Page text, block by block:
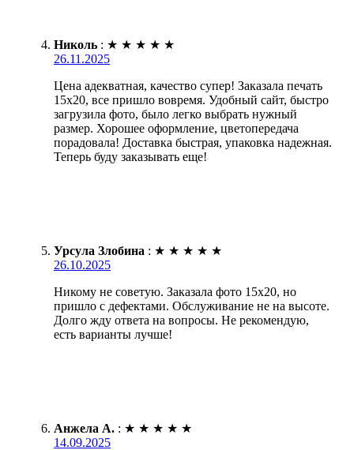
Николь : ★ ★ ★ ★ ★
26.11.2025
Цена адекватная, качество супер! Заказала печать
15х20, все пришло вовремя. Удобный сайт, быстро
загрузила фото, было легко выбрать нужный
размер. Хорошее оформление, цветопередача
порадовала! Доставка быстрая, упаковка надежная.
Теперь буду заказывать еще!
Урсула Злобина : ★ ★ ★ ★ ★
26.10.2025
Никому не советую. Заказала фото 15х20, но
пришло с дефектами. Обслуживание не на высоте.
Долго жду ответа на вопросы. Не рекомендую,
есть варианты лучше!
Анжела А. : ★ ★ ★ ★ ★
14.09.2025